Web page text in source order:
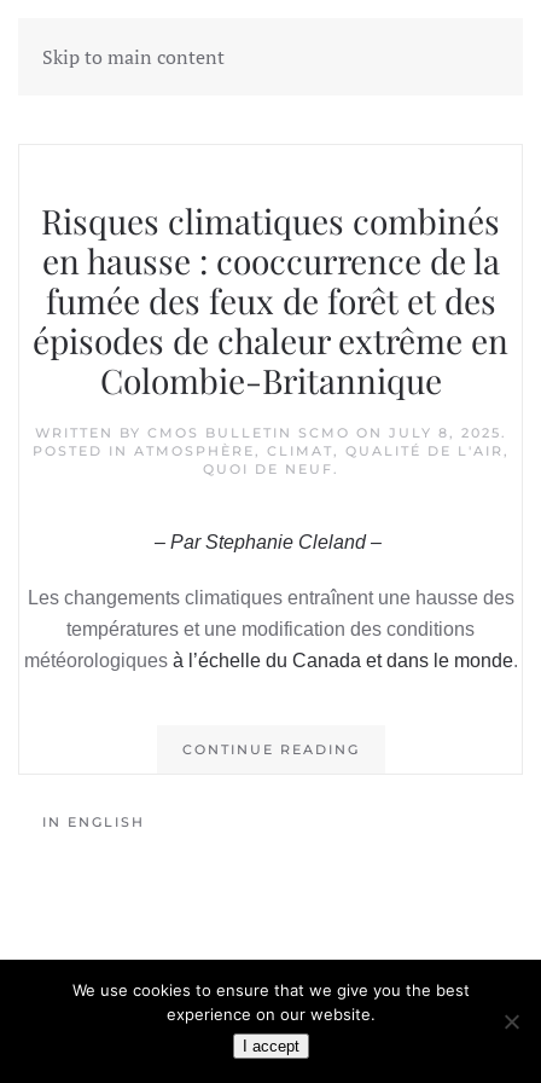
Skip to main content
Tag:wildfire smoke
Risques climatiques combinés
en hausse : cooccurrence de la
fumée des feux de forêt et des
épisodes de chaleur extrême en
Colombie-Britannique
WRITTEN BY CMOS BULLETIN SCMO ON JULY 8, 2025.
POSTED IN ATMOSPHÈRE, CLIMAT, QUALITÉ DE L'AIR ,
QUOI DE NEUF.
– Par Stephanie Cleland –
Les changements climatiques entraînent une hausse des
températures et une modification des conditions
météorologiques à l’échelle du Canada et dans le monde.
CONTINUE READING
IN ENGLISH
We use cookies to ensure that we give you the best
experience on our website.
I accept